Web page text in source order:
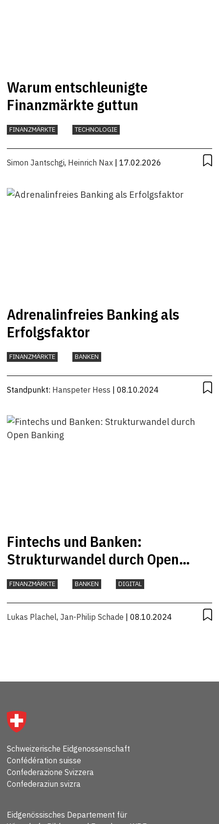
Warum entschleunigte
Finanzmärkte guttun
FINANZMÄRKTE TECHNOLOGIE
Simon Jantschgi, Heinrich Nax | 17.02.2026
Adrenalinfreies Banking als
Erfolgsfaktor
FINANZMÄRKTE BANKEN
Standpunkt: Hanspeter Hess | 08.10.2024
Fintechs und Banken:
Strukturwandel durch Open
Banking
FINANZMÄRKTE BANKEN DIGITAL
Lukas Plachel, Jan-Philip Schade | 08.10.2024
Schweizerische Eidgenossenschaft
Confédération suisse
Confederazione Svizzera
Confederaziun svizra
Eidgenössisches Departement für